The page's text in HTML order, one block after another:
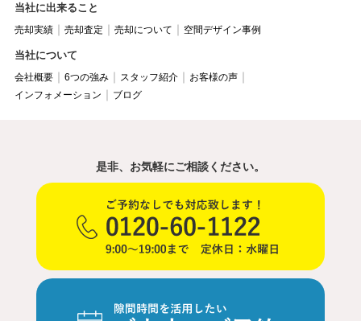
当社に出来ること
売却実績 売却査定 売却について 空間デザイン事例
当社について
会社概要 6つの強み スタッフ紹介
お客様の声
インフォメーション
ブログ
是非、お気軽にご相談ください。